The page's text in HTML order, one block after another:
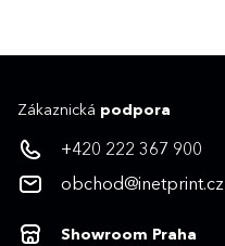
Zákaznická podpora
+420 222 367 900
obchod@inetprint.cz
Showroom Praha